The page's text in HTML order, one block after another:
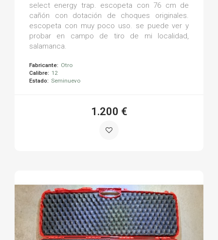
select energy trap. escopeta con 76 cm de
cañón con dotación de choques originales.
escopeta con muy poco uso. se puede ver y
probar en campo de tiro de mi localidad,
salamanca.
Fabricante: Otro
Calibre: 12
Estado: Seminuevo
1.200 €